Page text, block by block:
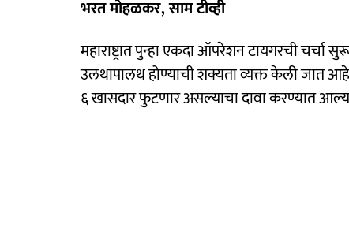
भरत मोहळकर, साम टीव्ही
महाराष्ट्रात पुन्हा एकदा ऑपरेशन टायगरची चर्चा
उलथापालथ होण्याची शक्यता व्यक्त केली जात
६ खासदार फुटणार असल्याचा दावा करण्यात